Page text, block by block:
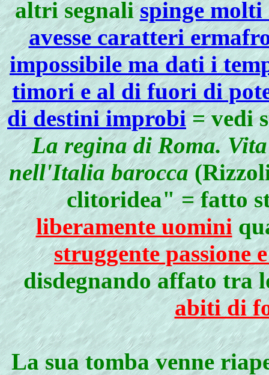
altri segnalispinge molti
avesse caratteri
impossibile ma dati i
timori e al di fuori di
di destini improbi=vedi
La regina di Roma.
nell'Italia barocca
clitoridea"= fatto
liberamente uomini
struggente passione
disdegnando affato tra
abiti di
La sua tomba venne